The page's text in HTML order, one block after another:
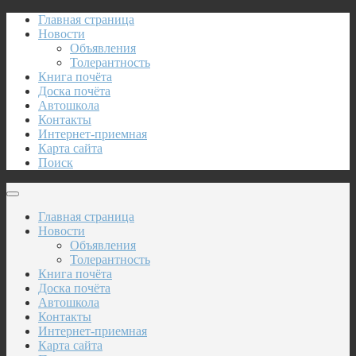
Главная страница
Новости
Объявления
Толерантность
Книга почёта
Доска почёта
Автошкола
Контакты
Интернет-приемная
Карта сайта
Поиск
Главная страница
Новости
Объявления
Толерантность
Книга почёта
Доска почёта
Автошкола
Контакты
Интернет-приемная
Карта сайта